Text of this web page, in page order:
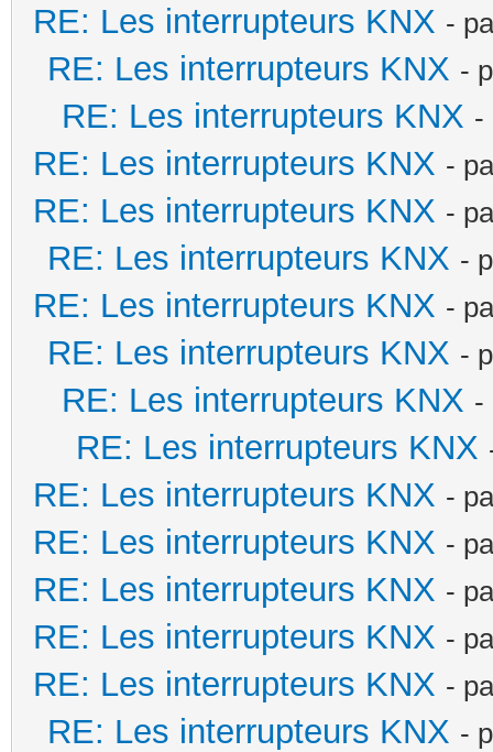
RE: Les interrupteurs KNX -
RE: Les interrupteurs KNX -
RE: Les interrupteurs KNX -
RE: Les interrupteurs KNX -
RE: Les interrupteurs KNX -
RE: Les interrupteurs KNX -
RE: Les interrupteurs KNX -
RE: Les interrupteurs KNX -
RE: Les interrupteurs KNX -
RE: Les interrupteurs KNX
RE: Les interrupteurs KNX -
RE: Les interrupteurs KNX -
RE: Les interrupteurs KNX -
RE: Les interrupteurs KNX -
RE: Les interrupteurs KNX -
RE: Les interrupteurs KNX -